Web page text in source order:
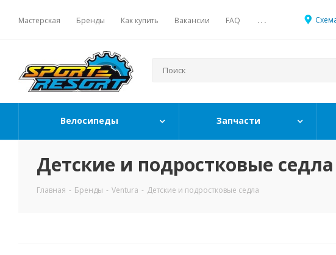
Мастерская Бренды Как купить Вакансии FAQ ...
Велосипеды Запчасти
Детские и подростковые
Главная - Бренды - Ventura - Детские и подростковые седла